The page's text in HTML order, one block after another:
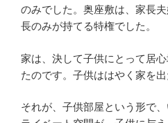
のみでした。奥座敷は、家長
長のみが持てる特権でした。
家は、決して子供にとって居
たのです。子供ははやく家を
それが、子供部屋という形で